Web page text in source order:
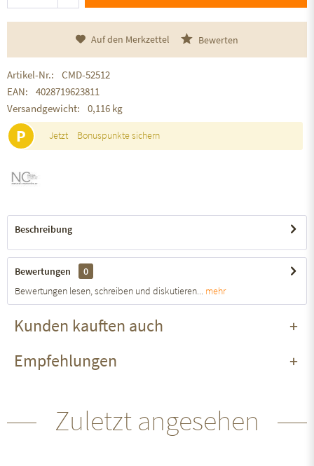
Auf den Merkzettel Bewerten
Artikel-Nr.:
CMD-52512
EAN:
4028719623811
Versandgewicht:
0,116 kg
P Jetzt Bonuspunkte sichern
Beschreibung
Bewertungen
0
Bewertungen lesen, schreiben und diskutieren...
mehr
Kunden kauften auch
Empfehlungen
Zuletzt angesehen